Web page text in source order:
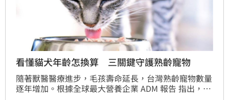
看懂貓犬年齡怎換算 三關鍵守護熟齡寵物
隨著獸醫醫療進步，毛孩壽命延長，台灣熟齡寵物數量
逐年增加。根據全球最大營養企業 ADM 報告 指出，高